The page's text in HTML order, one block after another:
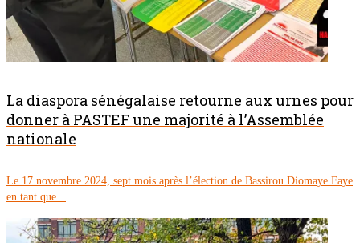
La diaspora sénégalaise retourne aux urnes pour
donner à PASTEF une majorité à l’Assemblée
nationale
Le 17 novembre 2024, sept mois après l’élection de Bassirou Diomaye Faye
en tant que...